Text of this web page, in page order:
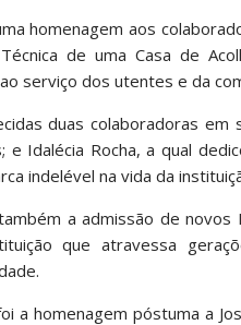
homenagem aos
de uma Casa de
serviço dos utentes e da
duas colaboradoras
e Idalécia Rocha, a qual
indelével na vida da
a admissão de
que atravessa
a homenagem póstuma a